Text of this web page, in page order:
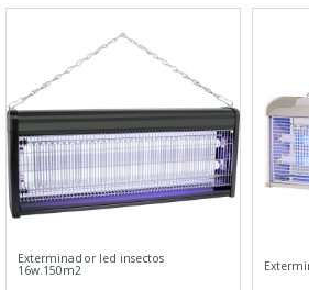
Exterminador led insectos
16w.150m2